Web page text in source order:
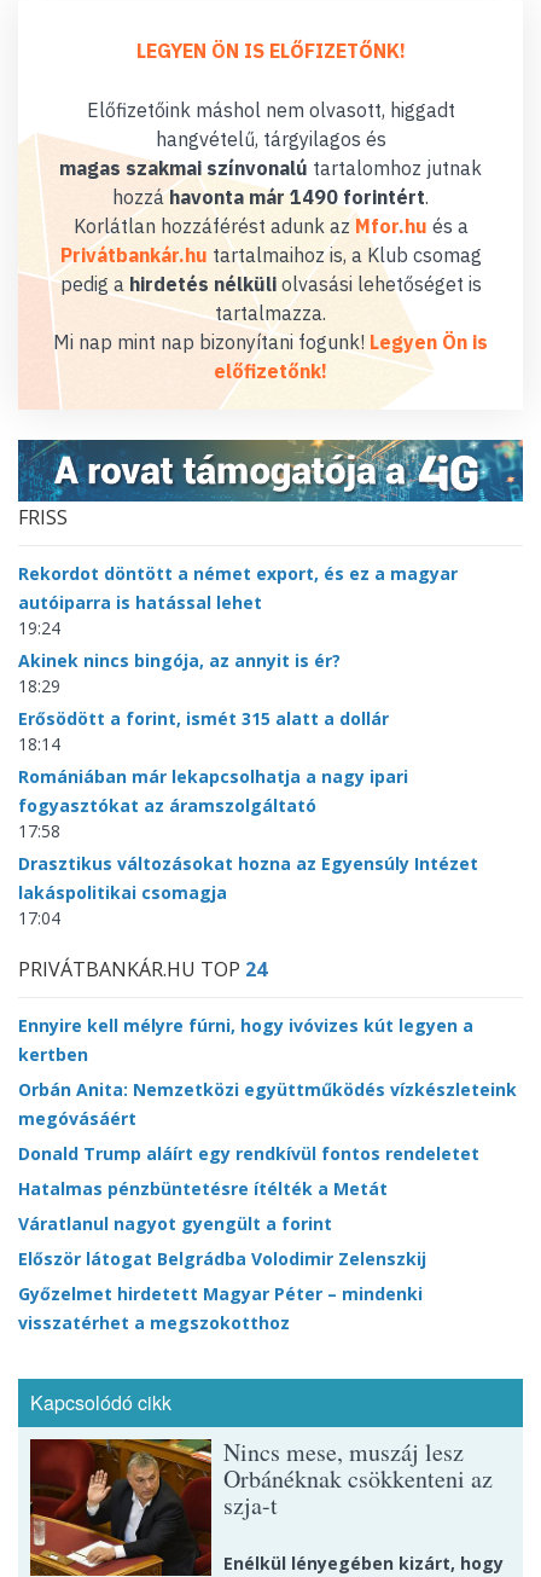
LEGYEN ÖN IS ELŐFIZETŐNK!
Előfizetőink máshol nem olvasott, higgadt
hangvételű, tárgyilagos és
magas szakmai színvonalú tartalomhoz jutnak
hozzáhavonta már 1490 forintért.
Korlátlan hozzáférést adunk az Mfor.hu és a
Privátbankár.hu tartalmaihoz is, a Klub csomag
pedig a hirdetés nélküliolvasási lehetőséget is
tartalmazza.
Mi nap mint nap bizonyítani fogunk! Legyen Ön is
előfizetőnk!
FRISS
Rekordot döntött a német export, és ez a magyar
autóiparra is hatással lehet
19:24
Akinek nincs bingója, az annyit is ér?
18:29
Erősödött a forint, ismét 315 alatt a dollár
18:14
Romániában már lekapcsolhatja a nagy ipari
fogyasztókat az áramszolgáltató
17:58
Drasztikus változásokat hozna az Egyensúly Intézet
lakáspolitikai csomagja
17:04
PRIVÁTBANKÁR.HU TOP 24
Ennyire kell mélyre fúrni, hogy ivóvizes kút legyen a
kertben
Orbán Anita: Nemzetközi együttműködés vízkészleteink
megóvásáért
Donald Trump aláírt egy rendkívül fontos rendeletet
Hatalmas pénzbüntetésre ítélték a Metát
Váratlanul nagyot gyengült a forint
Először látogat Belgrádba Volodimir Zelenszkij
Győzelmet hirdetett Magyar Péter – mindenki
visszatérhet a megszokotthoz
Kapcsolódó cikk
Nincs mese, muszáj lesz
Orbánéknak csökkenteni az
szja-t
Enélkül lényegében kizárt, hogy